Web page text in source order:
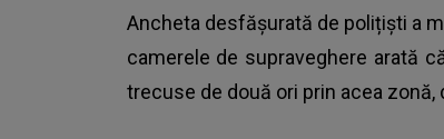
Ancheta desfășurată de polițiști a
camerele de supraveghere arată
trecuse de două ori prin acea